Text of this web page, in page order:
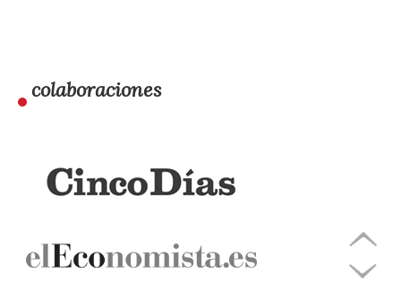
colaboraciones